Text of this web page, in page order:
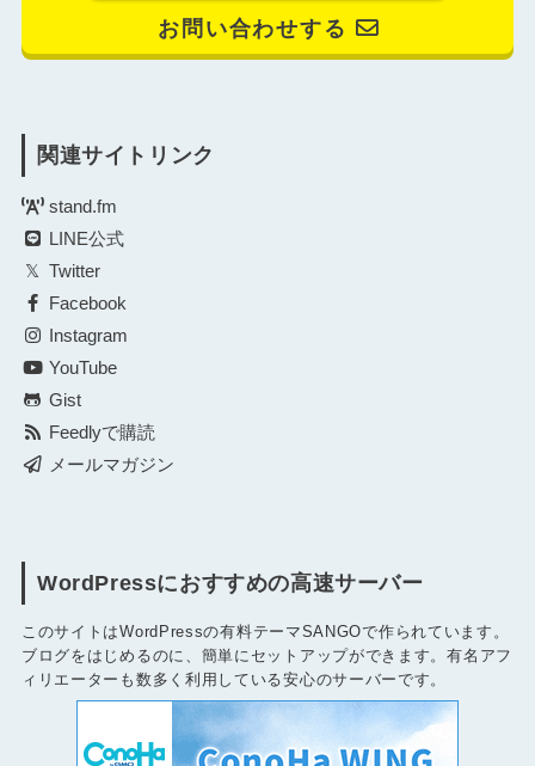
お問い合わせする
関連サイトリンク
stand.fm
LINE公式
Twitter
Facebook
Instagram
YouTube
Gist
Feedlyで購読
メールマガジン
WordPressにおすすめの高速サーバー
このサイトはWordPressの有料テーマSANGOで作られています。
ブログをはじめるのに、簡単にセットアップができます。有名アフ
ィリエーターも数多く利用している安心のサーバーです。